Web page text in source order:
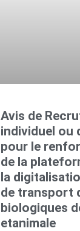
Avis de
individuel ou
pour le
de la
la
de transport
biologiques
etanimale